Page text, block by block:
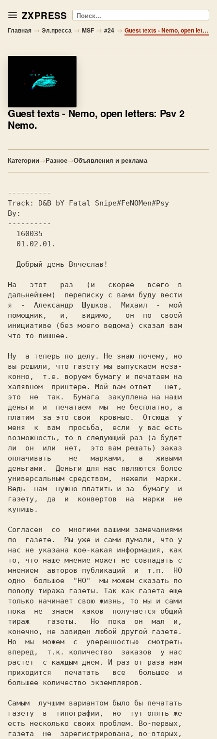
ZXPRESS Поиск
Главная → Эл.пресса → MSF → #24 → Guest texts - Nemo, open letters: Psv 2 Nemo.
Guest texts- Nemo, open letters: Psv 2
Nemo.
Категории→Разное→Объявления и реклама
Track:
By:
----------
160035
01.02.01.
На   этот   раз   (и   скорее   всего  в
дальнейшем)  переписку с вами буду вести
я  -  Александр  Шушков.  Михаил  -  мой
помощник,   и,   видимо,   он  по  своей
инициативе (без моего ведома) сказал вам
что-то лишнее.
Ну  а теперь по делу. Не знаю почему, но
вы решили, что газету мы выпускаем неза-
конно,  т.е. воруем бумагу и печатаем на
халявном  принтере. Мой вам ответ - нет,
деньги  и  печатаем  мы  не бесплатно, а
платим  за это свои  кровные.  Отсюда  у
меня  к  вам  просьба,  если  у вас есть
возможность, то в следующий раз (а будет
ли  он  или  нет,  это вам решать) заказ
оплачивать    не   марками,   а   живыми
деньгами.  Деньги для нас являются более
универсальным средством,  нежели  марки.
Ведь  нам  нужно платить и за  бумагу  и
газету,  да  и  конвертов  на  марки  не
купишь.
Согласен  со  многими вашими замечаниями
по  газете.  Мы уже и сами думали, что у
нас не указана кое-какая информация, как
то, что наше мнение может не совпадать с
мнением  авторов публикаций  и  т.п.  НО
одно  большое  "НО"  мы можем сказать по
поводу тиража газеты. Так как газета еще
только начинает свою жизнь, то мы и сами
пока  не  знаем  каков  получается общий
конечно, не завиден любой другой газете.
Но  мы  можем  с  уверенностью  смотреть
вперед,  т.к. количество  заказов  у нас
растет  с каждым днем. И раз от раза нам
приходится   печатать   все   большее  и
большее количество экземпляров.
Самым  лучшим вариантом было бы печатать
газету  в  типографии,  но  тут опять же
есть несколько своих проблем. Во-первых,
газета  не  зарегистрирована, во-вторых,